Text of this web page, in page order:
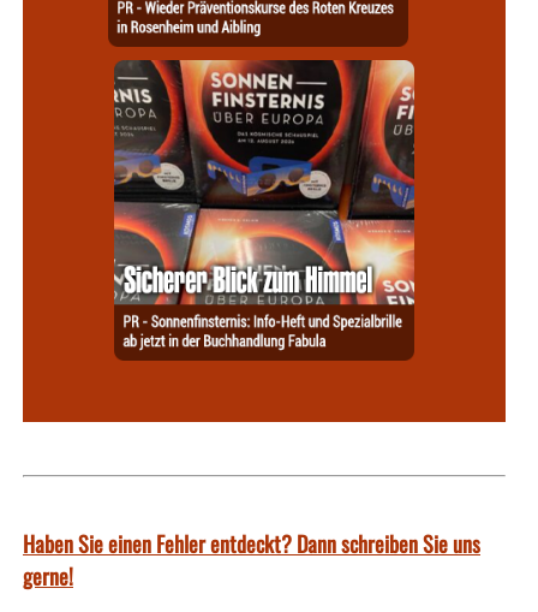
Haben Sie einen Fehler entdeckt? Dann schreiben Sie uns
gerne!